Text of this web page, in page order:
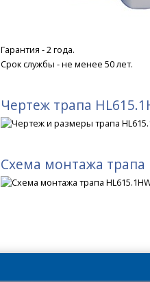
Гарантия - 2 года.
Срок службы - не менее 50 лет.
Чертеж трапа
Схема монтажа трапа